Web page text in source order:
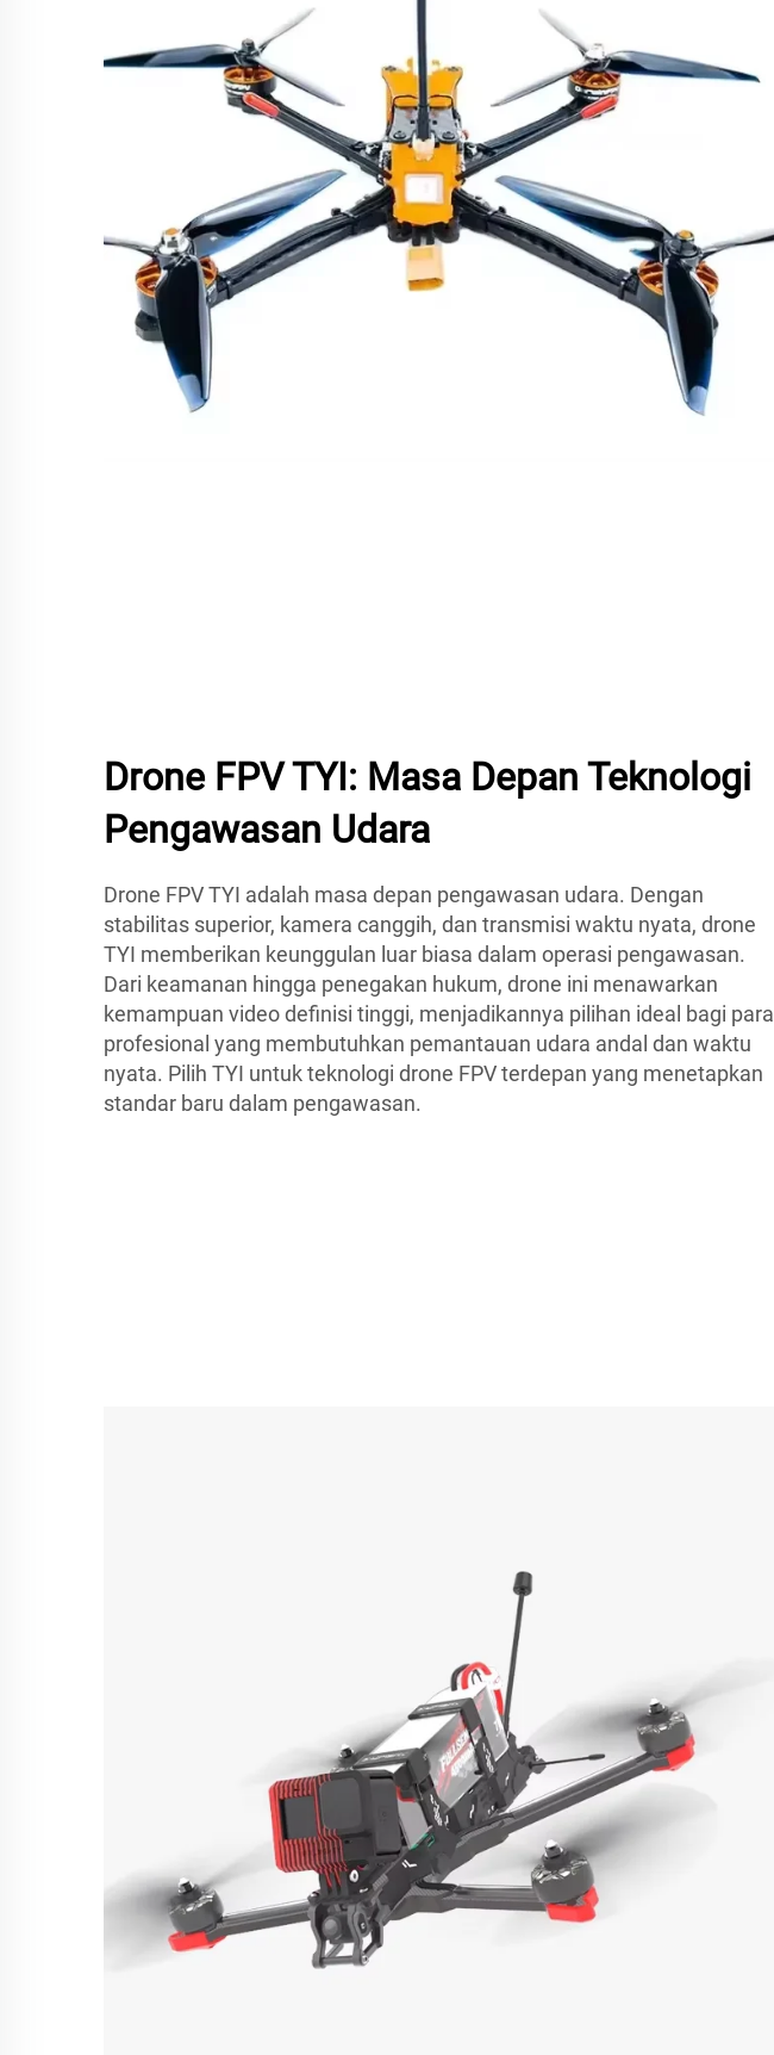
Drone FPV TYI: Masa Depan Teknologi
Pengawasan Udara
Drone FPV TYI adalah masa depan pengawasan udara. Dengan
stabilitas superior, kamera canggih, dan transmisi waktu nyata, drone
TYI memberikan keunggulan luar biasa dalam operasi pengawasan.
Dari keamanan hingga penegakan hukum, drone ini menawarkan
kemampuan video definisi tinggi, menjadikannya pilihan ideal bagi para
profesional yang membutuhkan pemantauan udara andal dan waktu
nyata. Pilih TYI untuk teknologi drone FPV terdepan yang menetapkan
standar baru dalam pengawasan.